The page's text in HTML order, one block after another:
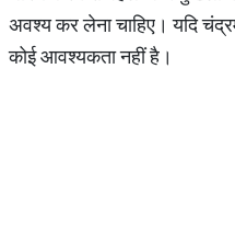
अवश्य कर लेना चाहिए। यदि
कोई आवश्यकता नहीं है।